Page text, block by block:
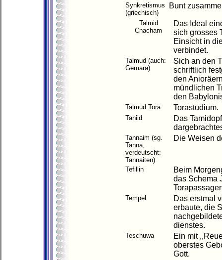
Synkretismus
(griechisch)
Bunt
Talmid
Chacham
Das Ideal
sich grosses
Einsicht in
verbindet.
Talmud (auch:
Gemara)
Sich an den
schriftlich
den
mündlichen
den
Talmud Tora Torastudium.
Taniid
Das
Tannaim (sg.
Tanna,
verdeutscht:
Tannaiten)
Die Weisen
Tefillin
Beim
das Schema
Tempel
Das erstmal
erbaute, die
dienstes.
Teschuwa
Ein mit
oberstes
Gott.